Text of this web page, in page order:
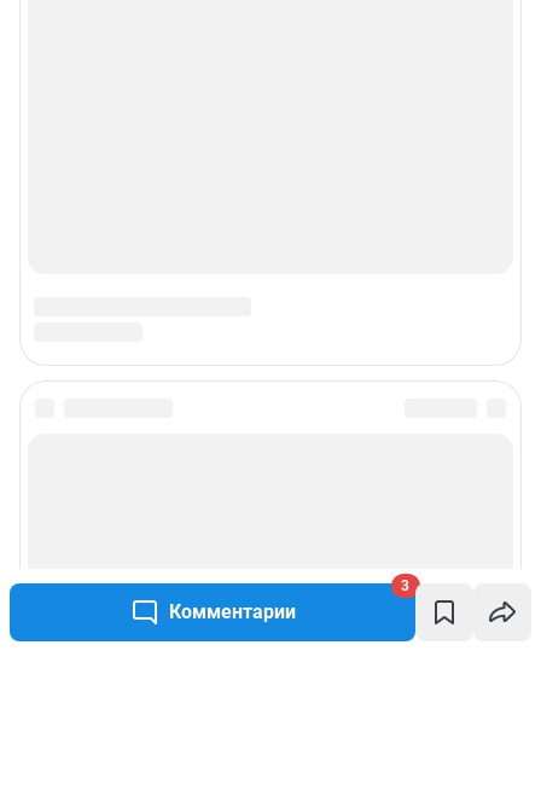
Комментарии
3